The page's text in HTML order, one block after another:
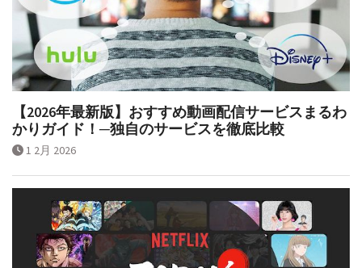
【2026年最新版】おすすめ動画配信サービスまるわ
かりガイド！─独自のサービスを徹底比較
1 2月 2026